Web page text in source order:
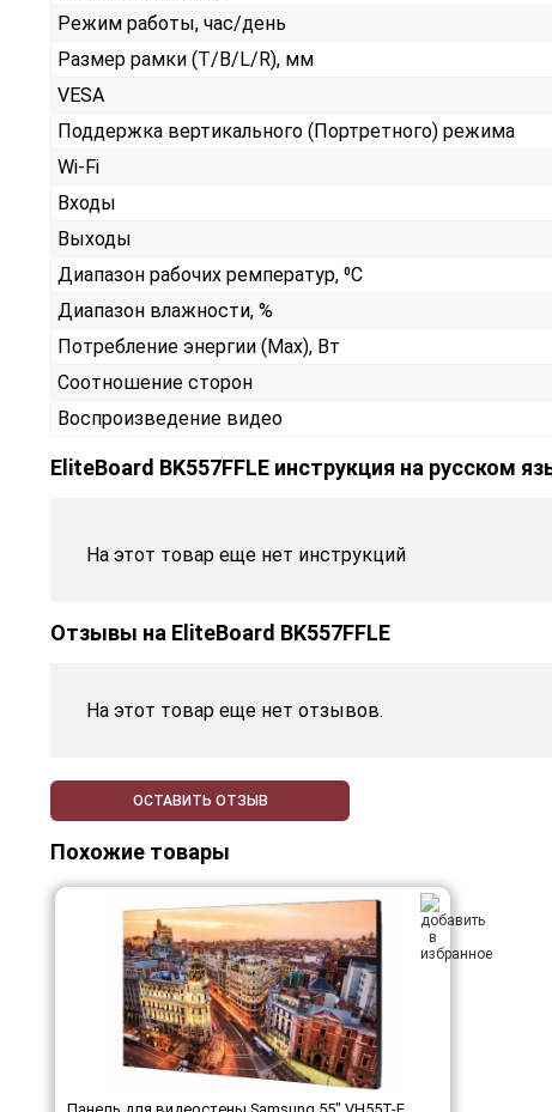
Режим работы, час/день
Размер рамки (T/B/L/R), мм
VESA
Поддержка вертикального (Портретного) режима
Wi-Fi
Входы
Выходы
Диапазон рабочих ремператур, ⁰С
Диапазон влажности, %
Потребление энергии (Max), Вт
Соотношение сторон
Воспроизведение видео
EliteBoard BK557FFLE инструкция на русском
На этот товар еще нет инструкций
Отзывы на EliteBoard BK557FFLE
На этот товар еще нет отзывов.
ОСТАВИТЬ ОТЗЫВ
Похожие товары